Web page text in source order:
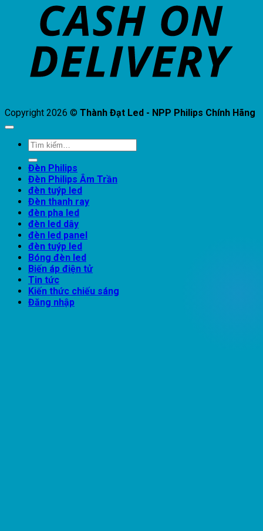
Copyright 2026 © Thành Đạt Led - NPP Philips Chính Hãng
Tìm
Đèn Philips
Đèn Philips Âm Trần
đèn tuýp led
Đèn thanh ray
đèn pha led
đèn led dây
đèn led panel
đèn tuýp led
Bóng đèn led
Biến áp điện tử
Tin tức
Kiến thức chiếu sáng
Đăng nhập